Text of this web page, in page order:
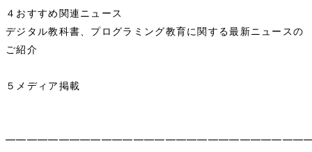
４おすすめ関連ニュース
デジタル教科書、プログラミング教育に関する最新ニュースの
ご紹介
５メディア掲載